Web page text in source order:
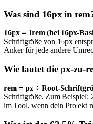
Was sind 16px in
16px = 1rem (bei 16px-
Schriftgröße von 16px
Anker für jede andere
Wie lautet die px-zu-
rem = px ÷ Root-
Schriftgröße. Zum Beispiel:
im Tool, wenn dein Projekt